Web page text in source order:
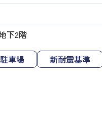
下2階
駐車場
新耐震基準